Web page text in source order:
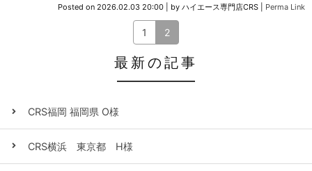
Posted on 2026.02.03 20:00 by ハイエース専門店CRS Perma Link
1 2
最新の記事
CRS福岡 福岡県 O様
CRS横浜 東京都 H様